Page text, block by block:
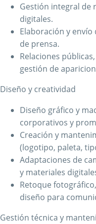
Gestión integral de
digitales.
Elaboración y
de prensa.
Relaciones
gestión de
Diseño y creatividad
Diseño gráfico y
corporativos y
Creación y
(logotipo, paleta,
Adaptaciones de
y materiales
Retoque
diseño para
Gestión técnica y